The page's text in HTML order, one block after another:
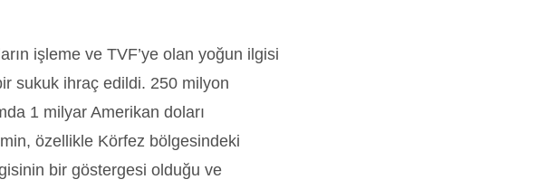
işleme ve TVF’ye olan yoğun ilgisi
sukuk ihraç edildi. 250 milyon
1 milyar Amerikan doları
özellikle Körfez bölgesindeki
bir göstergesi olduğu ve